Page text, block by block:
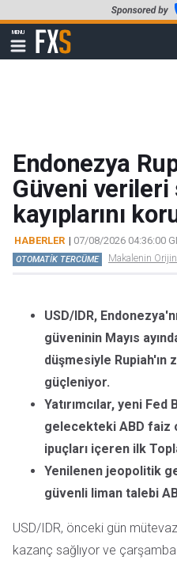
to
main
content
MENU
Show
navigation
FXStreet
Endonezya
Güveni verileri
kayıplarını
HABERLER | 07/08/2026 04:36:00
OTOMATİK TERCÜME Makalenin
USD/IDR,
güveninin Mayıs
düşmesiyle Rupiah'ın
güçleniyor.
Yatırımcılar, yeni Fed
gelecekteki ABD faiz
ipuçları içeren ilk
Yenilenen jeopolitik
güvenli liman talebi
USD/IDR, önceki gün
kazanç sağlıyor ve